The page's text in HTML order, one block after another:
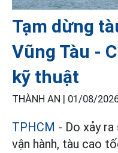
Tạm dừng
Vũng Tàu -
kỹ thuật
THÀNH AN | 01/08/
TPHCM - Do xảy
vận hành, tàu cao